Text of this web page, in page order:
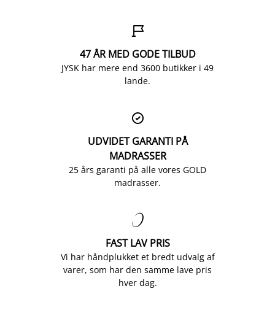

47 ÅR MED GODE TILBUD
JYSK har mere end 3600 butikker i 49
lande.

UDVIDET GARANTI PÅ
MADRASSER
25 års garanti på alle vores GOLD
madrasser.

FAST LAV PRIS
Vi har håndplukket et bredt udvalg af
varer, som har den samme lave pris
hver dag.